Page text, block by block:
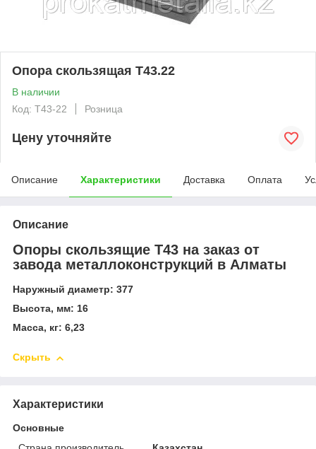
Опора скользящая Т43.22
В наличии
Код: T43-22
Розница
Цену уточняйте
Описание Характеристики Доставка Оплата
Описание
Опоры скользящие Т43 на заказ от
завода металлоконструкций в Алматы
Наружный диаметр: 377
Высота, мм: 16
Масса, кг: 6,23
Скрыть
Характеристики
Основные